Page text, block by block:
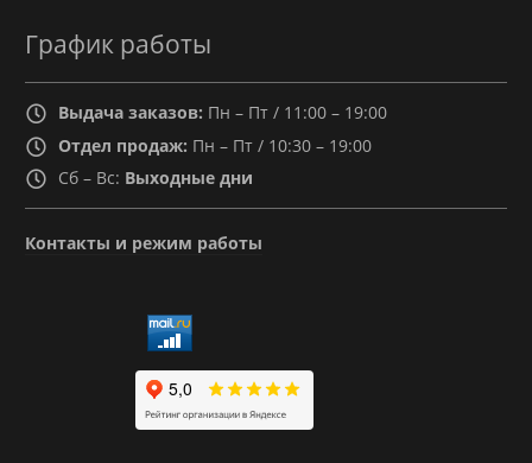
График работы
Выдача заказов: Пн – Пт / 11:00 – 19:00
Отдел продаж: Пн – Пт / 10:30 – 19:00
Сб – Вс: Выходные дни
Контакты и режим работы